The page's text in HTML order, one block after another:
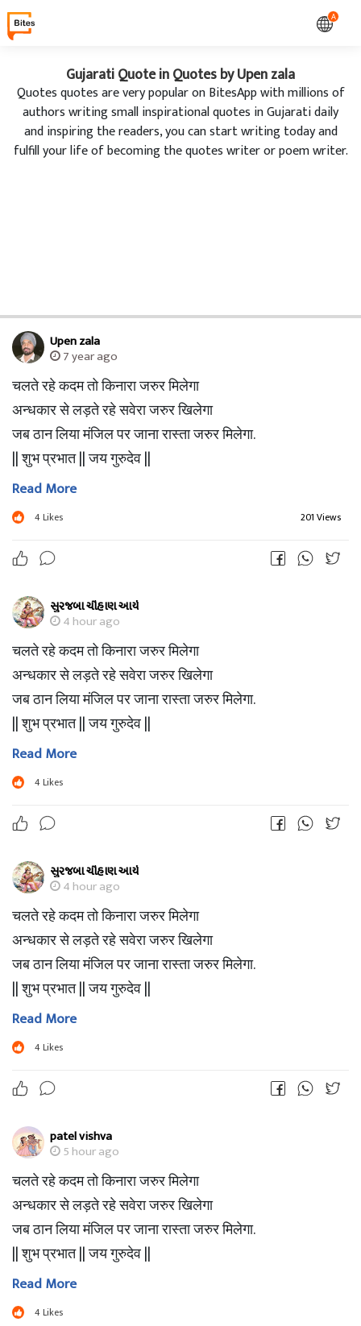
A
Gujarati Quote in Quotes by Upen zala
Quotes quotes are very popular on BitesApp with millions of
authors writing small inspirational quotes in Gujarati daily
and inspiring the readers, you can start writing today and
fulfill your life of becoming the quotes writer or poem writer.
Upen zala
7 year ago
चलते रहे कदम तो किनारा जरुर मिलेगा
अन्धकार से लड़ते रहे सवेरा जरुर खिलेगा
जब ठान लिया मंजिल पर जाना रास्ता जरुर मिलेगा.
|| शुभ प्रभात || जय गुरुदेव ||
Read More
4Likes 201 Views
સુરજબા ચૌહાણ આર્ય
4 hour ago
चलते रहे कदम तो किनारा जरुर मिलेगा
अन्धकार से लड़ते रहे सवेरा जरुर खिलेगा
जब ठान लिया मंजिल पर जाना रास्ता जरुर मिलेगा.
|| शुभ प्रभात || जय गुरुदेव ||
Read More
4Likes
સુરજબા ચૌહાણ આર્ય
4 hour ago
चलते रहे कदम तो किनारा जरुर मिलेगा
अन्धकार से लड़ते रहे सवेरा जरुर खिलेगा
जब ठान लिया मंजिल पर जाना रास्ता जरुर मिलेगा.
|| शुभ प्रभात || जय गुरुदेव ||
Read More
4Likes
patel vishva
5 hour ago
चलते रहे कदम तो किनारा जरुर मिलेगा
अन्धकार से लड़ते रहे सवेरा जरुर खिलेगा
जब ठान लिया मंजिल पर जाना रास्ता जरुर मिलेगा.
|| शुभ प्रभात || जय गुरुदेव ||
Read More
4Likes